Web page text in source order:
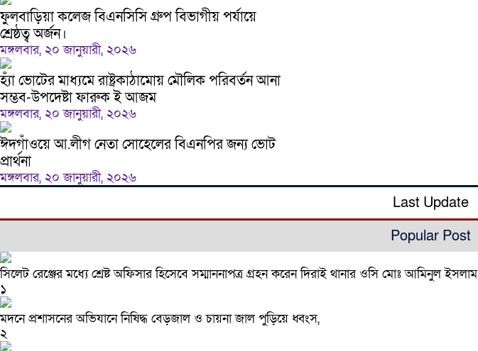
ফুলবাড়িয়া কলেজ বিএনসিসি গ্রুপ বিভাগীয় পর্যায়ে
শ্রেষ্ঠত্ব অর্জন।
মঙ্গলবার, ২০ জানুয়ারী, ২০২৬
হ্যাঁ ভোটের মাধ্যমে রাষ্ট্রকাঠামোয় মৌলিক পরিবর্তন আনা
সম্ভব-উপদেষ্টা ফারুক ই আজম
মঙ্গলবার, ২০ জানুয়ারী, ২০২৬
ঈদগাঁওয়ে আ.লীগ নেতা সোহেলের বিএনপির জন্য ভোট
প্রার্থনা
মঙ্গলবার, ২০ জানুয়ারী, ২০২৬
Last Update
Popular Post
সিলেট রেঞ্জের মধ্যে শ্রেষ্ট অফিসার হিসেবে সম্মাননাপত্র গ্রহন করেন দিরাই থানার ওসি মোঃ আমিনুল ইসলাম
১
মদনে প্রশাসনের অভিযানে নিষিদ্ধ বেড়জাল ও চায়না জাল পুড়িয়ে ধ্বংস,
২